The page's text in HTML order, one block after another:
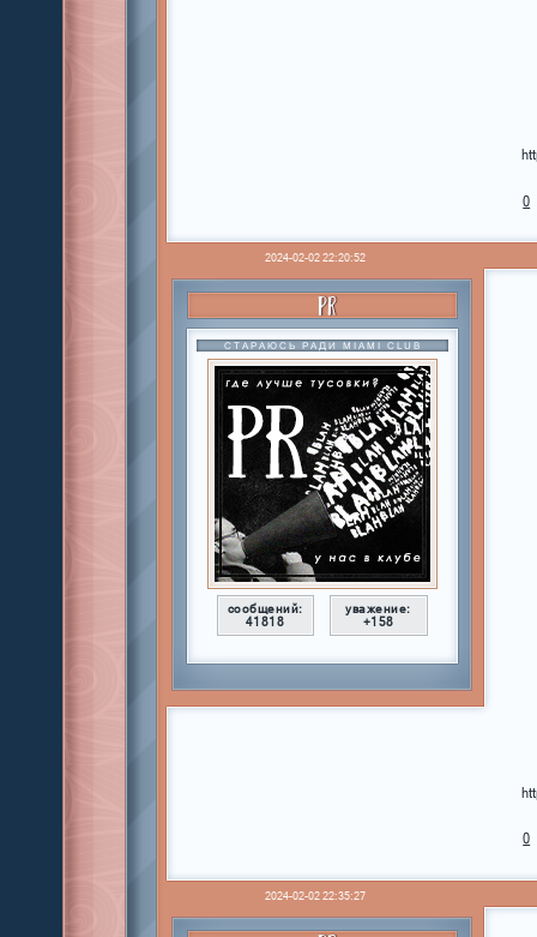
0
2024-02-02 22:20:52
PR
СТАРАЮСЬ РАДИ MIAMI CLUB
сообщений:
41818
уважение:
+158
0
2024-02-02 22:35:27